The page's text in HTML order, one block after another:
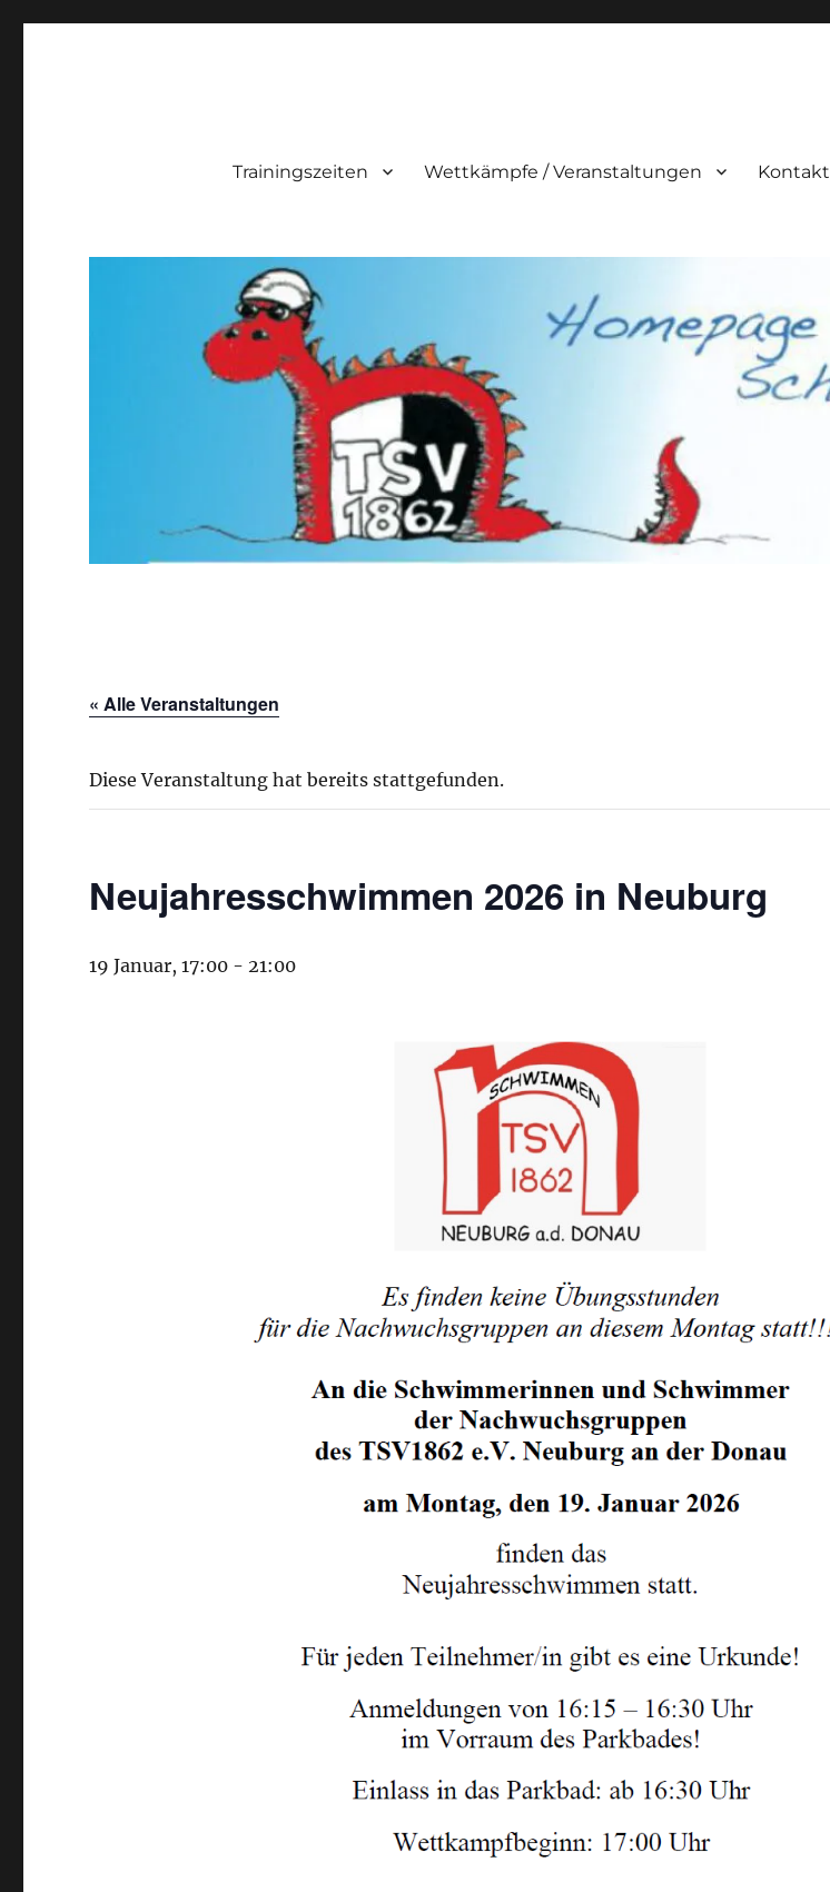
Trainingszeiten Wettkämpfe / Veranstaltungen Kontakt
« Alle Veranstaltungen
Diese Veranstaltung hat bereits stattgefunden.
Neujahresschwimmen 2026 in Neuburg
19 Januar, 17:00 -21:00